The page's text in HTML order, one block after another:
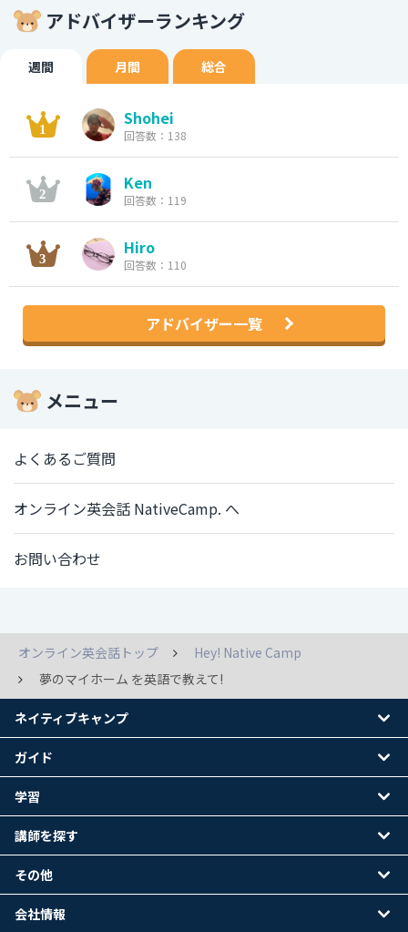
アドバイザーランキング
週間 月間 総合
Shohei
回答数：138
Ken
回答数：119
Hiro
回答数：110
アドバイザー一覧
メニュー
よくあるご質問
オンライン英会話 NativeCamp. へ
お問い合わせ
オンライン英会話トップ
Hey! Native Camp
夢のマイホーム を英語で教えて!
ネイティブキャンプ
ガイド
学習
講師を探す
その他
会社情報